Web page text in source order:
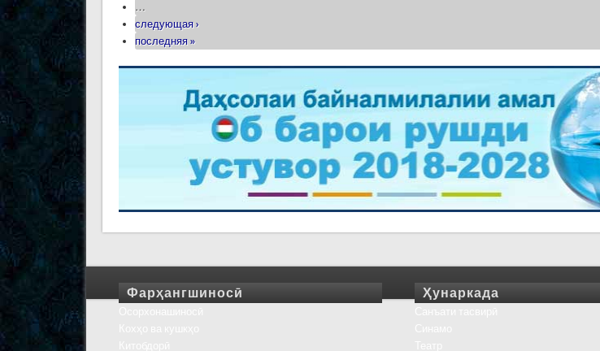
…
следующая ›
последняя »
Фарҳангшиносӣ Ҳунаркада